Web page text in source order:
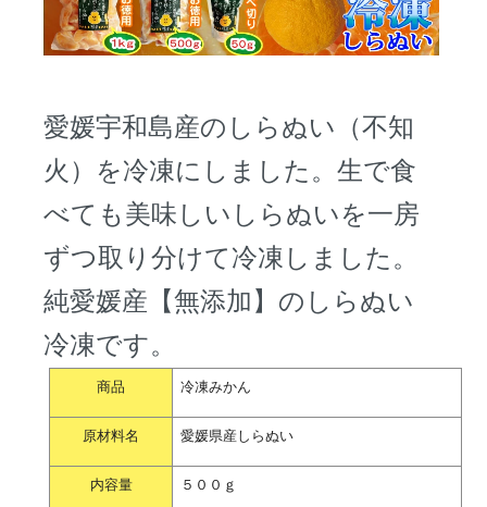
愛媛宇和島産のしらぬい（不知
火）を冷凍にしました。生で食
べても美味しいしらぬいを一房
ずつ取り分けて冷凍しました。
純愛媛産【無添加】のしらぬい
冷凍です。
商品 冷凍みかん
原材料名 愛媛県産しらぬい
内容量 ５００ｇ